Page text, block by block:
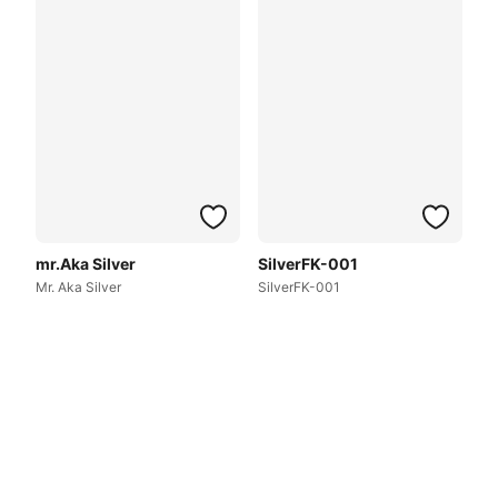
mr.Aka Silver
Mr. Aka Silver
SilverFK-001
SilverFK-001